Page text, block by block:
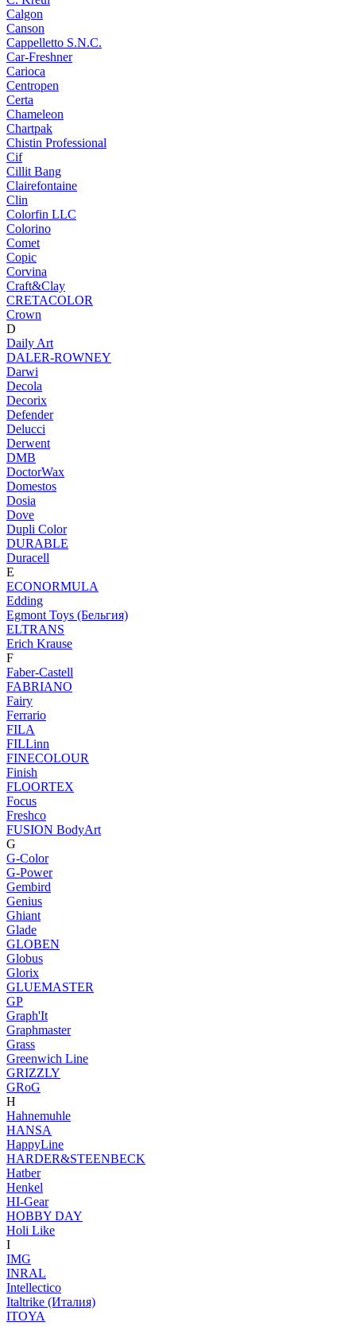
Calgon
Canson
Cappelletto S.N.C.
Car-Freshner
Carioca
Centropen
Certa
Chameleon
Chartpak
Chistin Professional
Cif
Cillit Bang
Clairefontaine
Clin
Colorfin LLC
Colorino
Comet
Copic
Corvina
Craft&Clay
CRETACOLOR
Crown
D
Daily Art
DALER-ROWNEY
Darwi
Decola
Decorix
Defender
Delucci
Derwent
DMB
DoctorWax
Domestos
Dosia
Dove
Dupli Color
DURABLE
Duracell
E
ECONORMULA
Edding
Egmont Toys (Бельгия)
ELTRANS
Erich Krause
F
Faber-Castell
FABRIANO
Fairy
Ferrario
FILA
FILLinn
FINECOLOUR
Finish
FLOORTEX
Focus
Freshco
FUSION BodyArt
G
G-Color
G-Power
Gembird
Genius
Ghiant
Glade
GLOBEN
Globus
Glorix
GLUEMASTER
GP
Graph'It
Graphmaster
Grass
Greenwich Line
GRIZZLY
GRoG
H
Hahnemuhle
HANSA
HappyLine
HARDER&STEENBECK
Hatber
Henkel
HI-Gear
HOBBY DAY
Holi Like
I
IMG
INRAL
Intellectico
Italtrike (Италия)
ITOYA